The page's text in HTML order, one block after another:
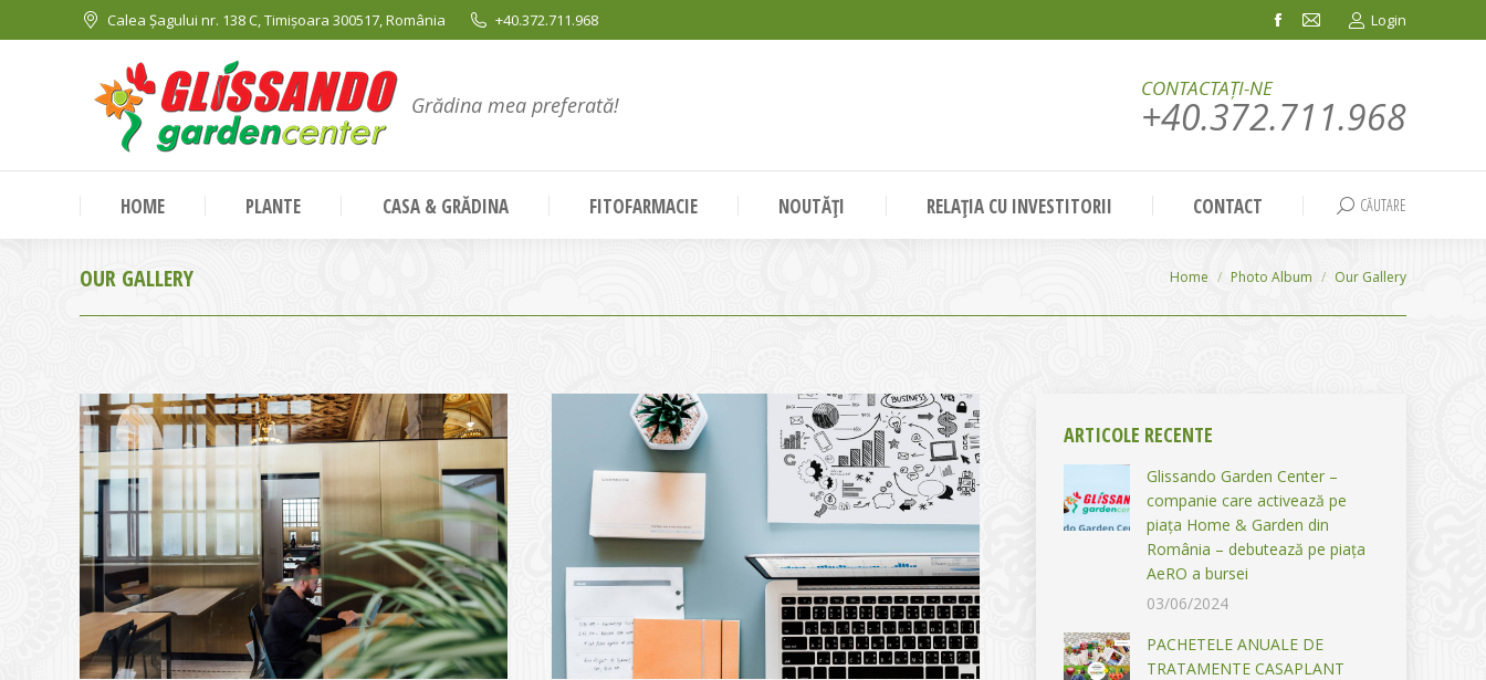
Calea Șagului nr. 138 C, Timișoara 300517, România +40.372.711.968
Facebook
in
window
Mail
in
window
Login
Grădina mea preferată!
CONTACTAȚI-NE
+40.372.711.968
HOME PLANTE CASA & GRĂDINA FITOFARMACIE NOUTĂȚI RELAȚIA CU INVESTITORII CONTACT Search:
CĂUTARE
OUR GALLERY You are here:
Home Photo Album Our Gallery
ARTICOLE RECENTE
Glissando Garden Center –
companie care activează pe
piața Home & Garden din
România – debutează pe piața
AeRO a bursei
03/06/2024
PACHETELE ANUALE DE
TRATAMENTE CASAPLANT